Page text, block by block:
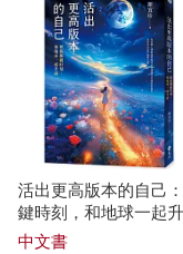
高津正照(1)
高津正照.陳
黃麗雪(1)
活出更高版本的自己
鍵時刻，和地球一起
中文書